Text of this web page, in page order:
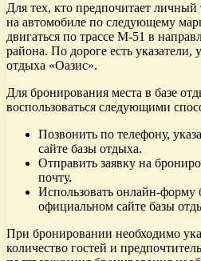
Для тех, кто предпочитает
на автомобиле по следующему
двигаться по трассе М-51 в
района. По дороге есть
отдыха «Оазис».
Для бронирования места в базе
воспользоваться следующими
Позвонить по телефону,
сайте базы отдыха.
Отправить заявку на
почту.
Использовать онлайн-форму
официальном сайте базы
При бронировании необходимо
количество гостей и